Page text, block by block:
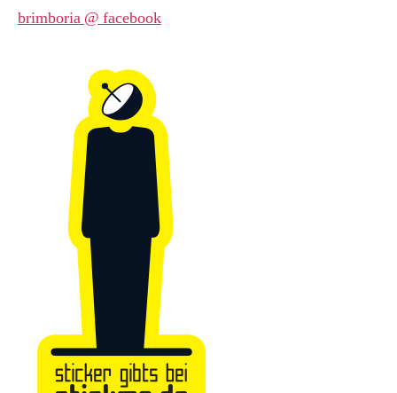
brimboria @ facebook